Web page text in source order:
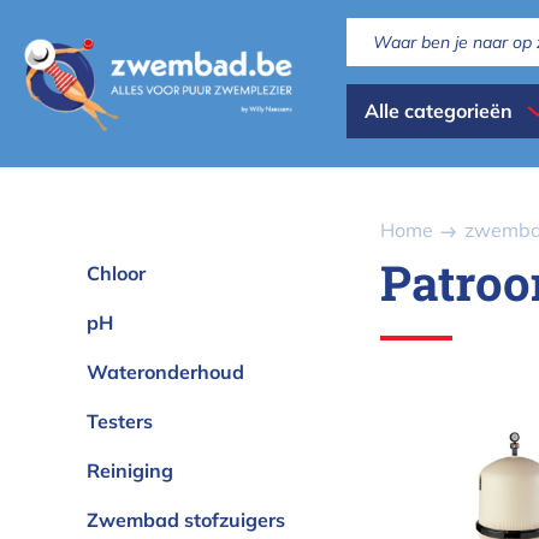
en
naar
de
Dispaly
all
Alle categorieën
Chloor
pH
Wateronderhoud
Testers
Reiniging
Zwembad stofzuigers
Kruimelpad
Home
Pentair